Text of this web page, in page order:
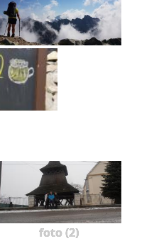
foto (2)